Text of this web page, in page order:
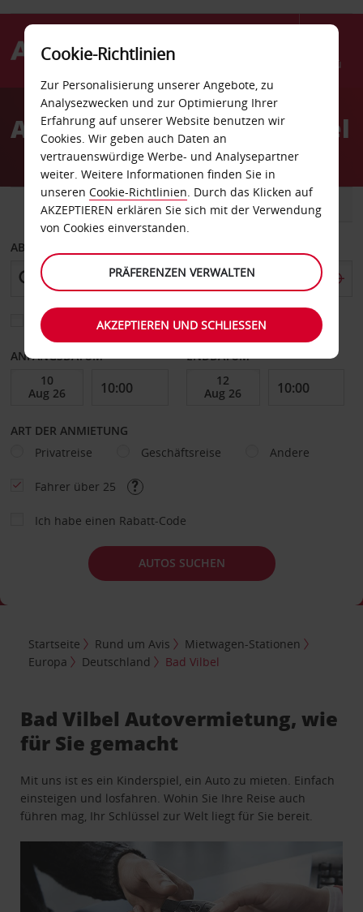
Menü
AvisAutovermietung Bad Vilbel
FAHRZEUG TRANSPORTER
ABHOLEN VON
Eine andere Rückgabestation auswählen
ANFANGSDATUM ENDDATUM
ART DER ANMIETUNG
Privatreise
Geschäftsreise Andere
Fahrer über 25
Ich habe einen Rabatt-Code
AUTOS SUCHEN
Startseite Rund um Avis
Mietwagen-Stationen
Europa
Deutschland Bad Vilbel
Bad Vilbel Autovermietung, wie
für Sie gemacht
Mit uns ist es ein Kinderspiel, ein Auto zu mieten. Einfach
einsteigen und losfahren. Wohin Sie Ihre Reise auch
führen mag, Ihr Schlüssel zur Welt liegt für Sie bereit.
Cookie-Richtlinien
Zur Personalisierung unserer Angebote, zu
Analysezwecken und zur Optimierung Ihrer
Erfahrung auf unserer Website benutzen wir
Cookies. Wir geben auch Daten an
vertrauenswürdige Werbe- und Analysepartner
weiter. Weitere Informationen finden Sie in
unseren Cookie-Richtlinien. Durch das Klicken auf
AKZEPTIEREN erklären Sie sich mit der Verwendung
von Cookies einverstanden.
PRÄFERENZEN VERWALTEN
AKZEPTIEREN UND SCHLIESSEN